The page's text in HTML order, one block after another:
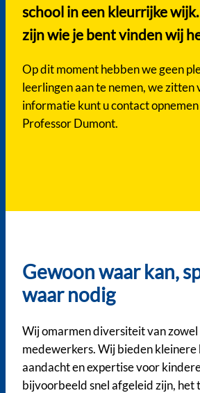
school in een kleurrijke
zijn wie je bent vinden wij
Op dit moment hebben we geen
leerlingen aan te nemen, we zitten
informatie kunt u contact
Professor Dumont.
Gewoon waar kan,
waar nodig
Wij omarmen diversiteit van zowel
medewerkers. Wij bieden kleinere
aandacht en expertise voor
bijvoorbeeld snel afgeleid zijn, het